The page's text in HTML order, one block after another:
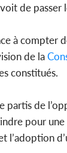
de passer
à compter
de la
constitués.
partis de
pour une
l’adoption